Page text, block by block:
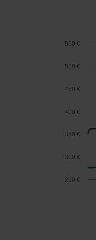
250 €
300 €
350 €
400 €
450 €
500 €
550 €